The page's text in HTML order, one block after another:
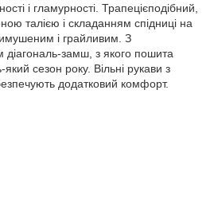
і гламурності. Трапецієподібний,
талією і складанням спідниці на
і грайливим. З
діагональ-замш, з якого пошита
сезон року. Вільні рукави з
додатковий комфорт.